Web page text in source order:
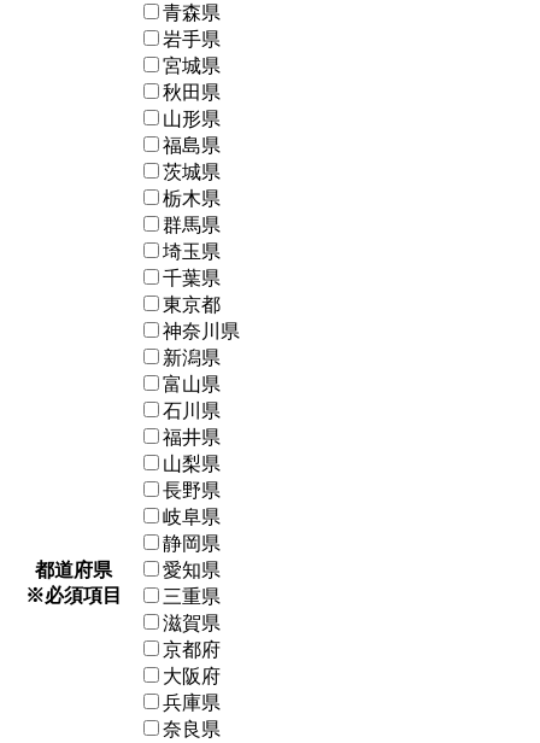
都道府県
※必須項目
青森県
岩手県
宮城県
秋田県
山形県
福島県
茨城県
栃木県
群馬県
埼玉県
千葉県
東京都
神奈川県
新潟県
富山県
石川県
福井県
山梨県
長野県
岐阜県
静岡県
愛知県
三重県
滋賀県
京都府
大阪府
兵庫県
奈良県